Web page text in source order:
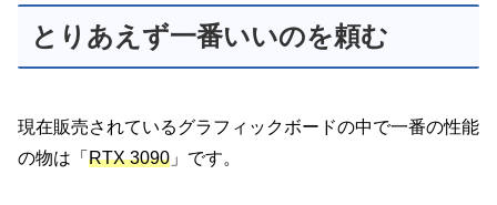
とりあえず一番いいのを頼む
現在販売されているグラフィックボードの中で一番の性能
の物は「 RTX 3090 」です。